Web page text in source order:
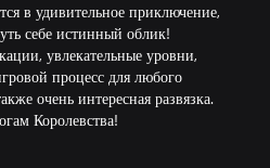
в удивительное приключение,
себе истинный облик!
увлекательные уровни,
процесс для любого
очень интересная развязка.
Королевства!